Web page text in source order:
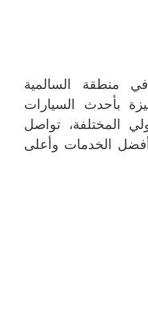
منطقة السالمية
بأحدث السيارات
المختلفة، تواصل
الخدمات وأعلى